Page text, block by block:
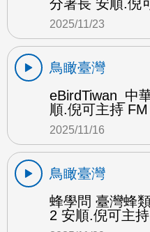
分署長 安順.倪
2025/11/23
鳥瞰臺灣
eBirdTiwan_中
順.倪可主持 FM
2025/11/16
鳥瞰臺灣
蜂學問 臺灣蜂
2 安順.倪可主